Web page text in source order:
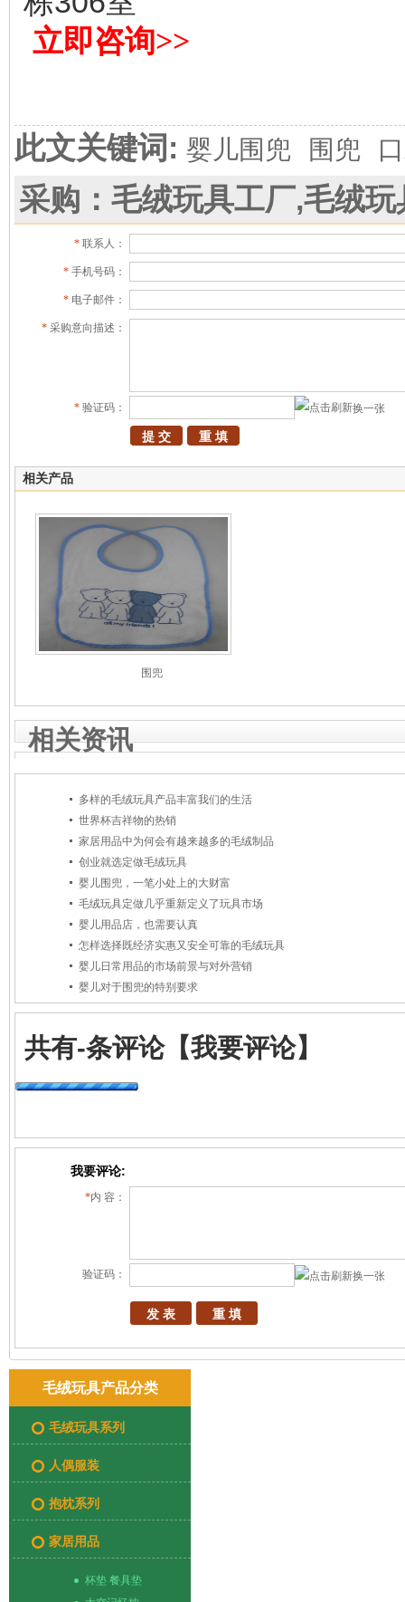
立即咨询>>
此文关键词: 婴儿围兜 围兜
采购：毛绒玩具工厂,毛绒
* 联系人：
* 手机号码：
* 电子邮件：
* 采购意向描述：
* 验证码： 换一张
相关产品
围兜
相关资讯
多样的毛绒玩具产品丰富我们的生活
世界杯吉祥物的热销
家居用品中为何会有越来越多的毛绒制品
创业就选定做毛绒玩具
婴儿围兜，一笔小处上的大财富
毛绒玩具定做几乎重新定义了玩具市场
婴儿用品店，也需要认真
怎样选择既经济实惠又安全可靠的毛绒玩具
婴儿日常用品的市场前景与对外营销
婴儿对于围兜的特别要求
共有-条评论【我要评论】
我要评论:
*内 容：
验证码： 换一张
毛绒玩具产品分类
毛绒玩具系列
人偶服装
抱枕系列
家居用品
杯垫 餐具垫